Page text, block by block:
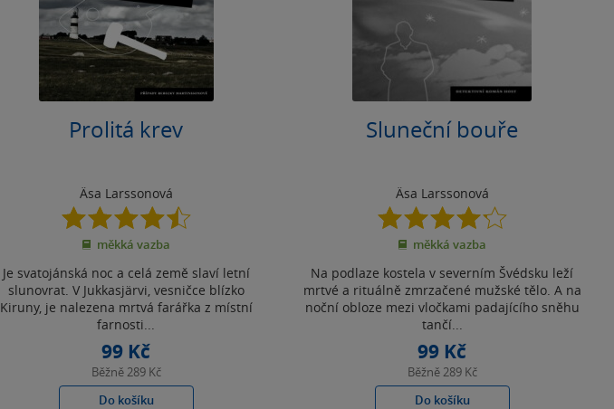
Prolitá krev
Äsa Larssonová
4.5
z
5
měkká vazba
Je svatojánská noc a celá země slaví letní
slunovrat. V Jukkasjärvi, vesničce blízko
Kiruny, je nalezena mrtvá farářka z místní
farnosti...
99 Kč
Běžně 289 Kč
Do košíku
Sluneční bouře
Äsa Larssonová
4.2
z
5
měkká vazba
Na podlaze kostela v severním Švédsku leží
mrtvé a rituálně zmrzačené mužské tělo. A na
noční obloze mezi vločkami padajícího sněhu
tančí...
99 Kč
Běžně 289 Kč
Do košíku